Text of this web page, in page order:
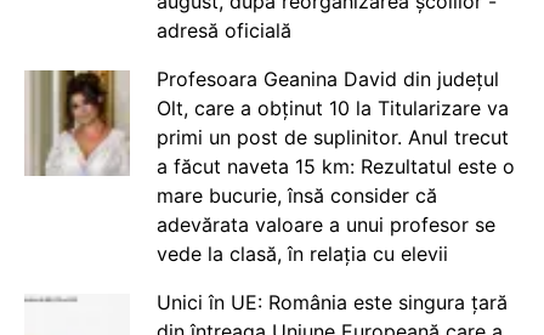
adresă oficială
Profesoara Geanina David din județul
Olt, care a obținut 10 la Titularizare va
primi un post de suplinitor. Anul trecut
a făcut naveta 15 km: Rezultatul este o
mare bucurie, însă consider că
adevărata valoare a unui profesor se
vede la clasă, în relația cu elevii
Unici în UE: România este singura țară